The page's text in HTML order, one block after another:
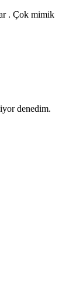
. Çok mimik
denedim.